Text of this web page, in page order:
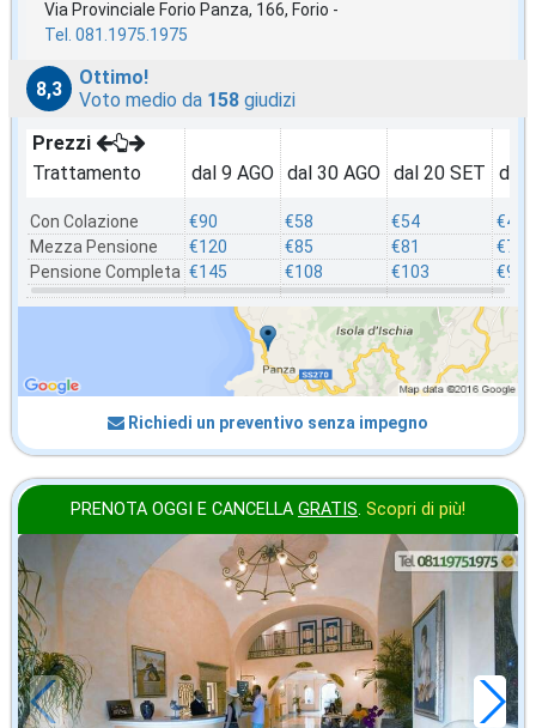
Via Provinciale Forio Panza, 166, Forio -
Tel. 081.1975.1975
8,3
Ottimo!
Voto medio da 158 giudizi
Prezzi
Trattamento
Con Colazione
Mezza Pensione
Pensione Completa
dal 9 AGO
€90
€120
€145
dal 30 AGO
€58
€85
€108
dal 20 SET
€54
€81
€103
dal
€49
€76
€92
Richiedi un preventivo senza impegno
PRENOTA OGGI E CANCELLA GRATIS. Scopri di più!
in offerta da
€ ,71
a notte